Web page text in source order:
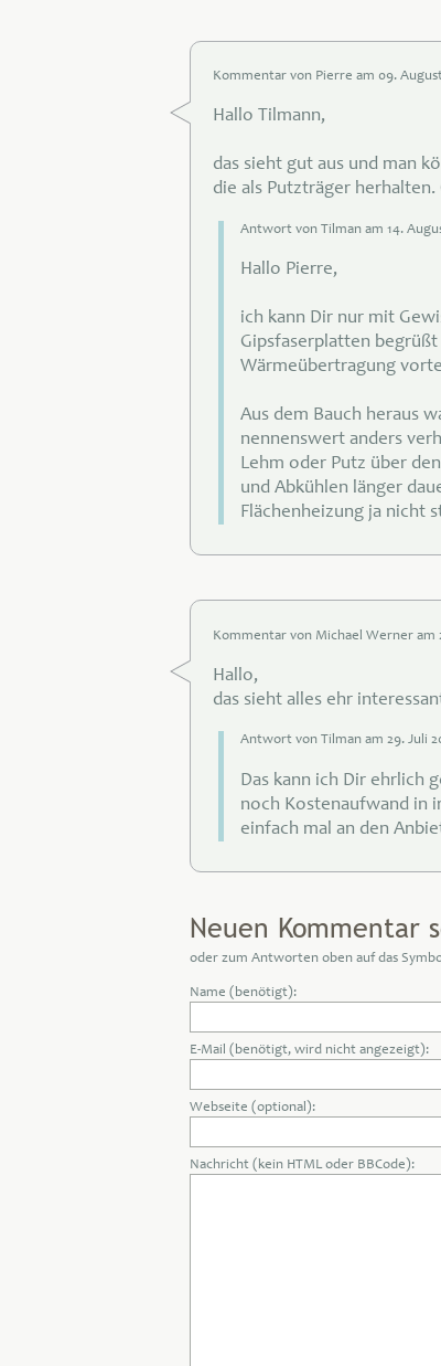
Kommentar von Pierre am 09.
Hallo Tilmann,
das sieht gut aus und man
die als Putzträger
Antwort von Tilman am 14.
Hallo Pierre,
ich kann Dir nur mit
Gipsfaserplatten
Wärmeübertragung
Aus dem Bauch heraus
nennenswert anders
Lehm oder Putz über
und Abkühlen länger
Flächenheizung ja nicht
Kommentar von Michael Werner am
Hallo,
das sieht alles ehr
Antwort von Tilman am 29. Juli
Das kann ich Dir ehrlich
noch Kostenaufwand in
einfach mal an den
Neuen Kommentar
oder zum Antworten oben auf das
Name (benötigt):
E-Mail (benötigt, wird nicht angezeigt):
Webseite (optional):
Nachricht (kein HTML oder BBCode):